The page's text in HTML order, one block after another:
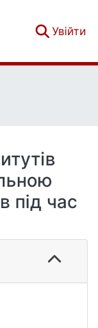
Увійти
під час